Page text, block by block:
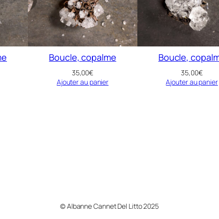
Boucle, copalme
35,00€
Ajouter au panier
Boucle,
35,00€
Ajouter au panier
© Albanne Cannet Del Litto 2025